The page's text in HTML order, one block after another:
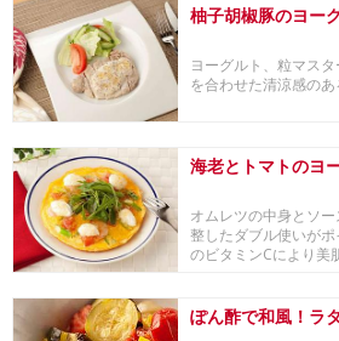
柚子胡椒豚のヨー
ヨーグルト、粒マス
を合わせた清涼感のあ
海老とトマトのヨ
オムレツの中身とソ
整したダブル使いが
のビタミンCにより美
ぽん酢で和風！ラ